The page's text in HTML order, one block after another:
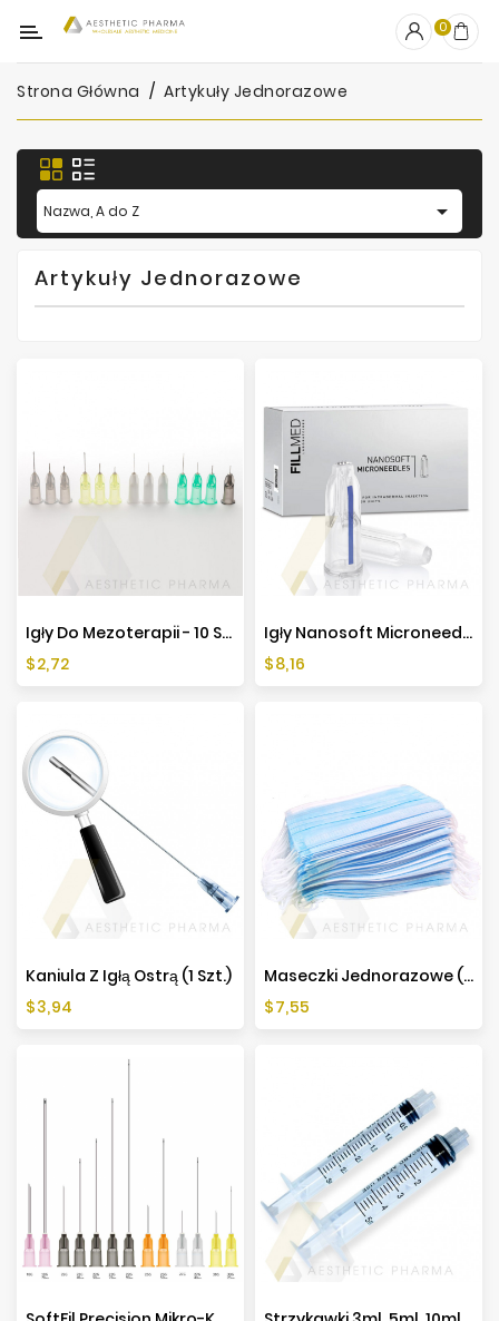
Kategoria
OUTLET
Wypełniacze
Stymulatory
Mezoterapia
Peelingi
Jednorazowe
Producenci
0
Strona Główna Artykuły Jednorazowe
Nazwa, A do Z 
Artykuły Jednorazowe
Igły Do Mezoterapii - 10 Sztuk - Różne Rozmiary
Cena
$2,72
Igły Nanosoft Microneedles Fillmed - 1 Sztuka
Cena
$8,16
Kaniula Z Igłą Ostrą (1 Szt.)
Cena
$3,94
Maseczki Jednorazowe (50szt.)
Cena
$7,55